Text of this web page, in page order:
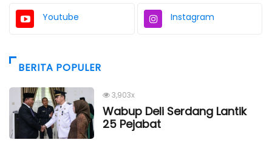
Youtube Instagram
BERITA POPULER
3,903x
Wabup Deli Serdang Lantik
25 Pejabat